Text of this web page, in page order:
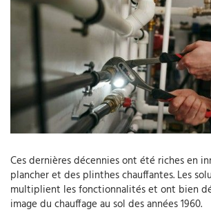
Ces dernières décennies ont été riches en
plancher et des plinthes chauffantes. Les
multiplient les fonctionnalités et ont bien
image du chauffage au sol des années 1960.